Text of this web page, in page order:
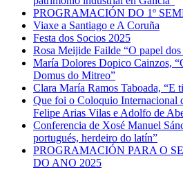
PROGRAMACIÓN DO 1º
Viaxe a Santiago e A Coruña
Festa dos Socios 2025
Rosa Meijide Failde “O papel
María Dolores Dopico Cainzos,
Domus do Mitreo”
Clara María Ramos Taboada, “E
Que foi o Coloquio Internacional
Felipe Arias Vilas e Adolfo de
Conferencia de Xosé Manuel
portugués, herdeiro do latín”
PROGRAMACIÓN PARA O
DO ANO 2025